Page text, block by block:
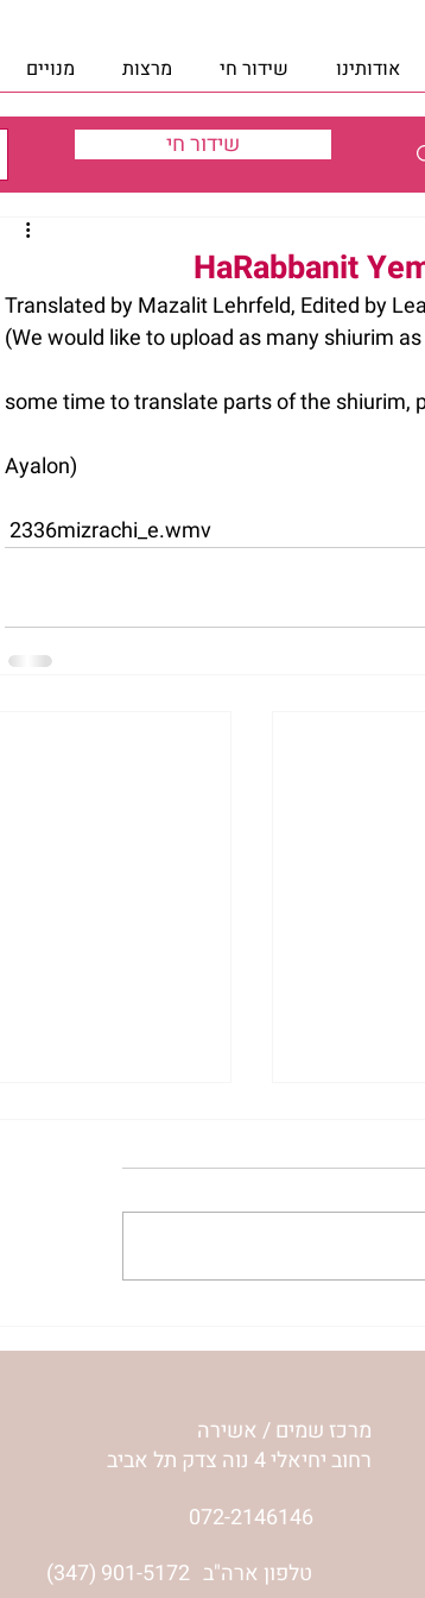
אודותינו שידור חי מרצות מנויים
שידור חי
HaRabbanit
Translated by Mazalit Lehrfeld, Edited by
(We would like to upload as many shiurim
some time to translate parts of the shiurim,
Ayalon)
2336mizrachi_e.wmv
| הר'
אוהב" | ראש חודש אב
מרכז שמים / אשירה
רחוב יחיאלי 4 נוה צדק תל אביב
072-2146146
(347) 901-5172 טלפון ארה"ב